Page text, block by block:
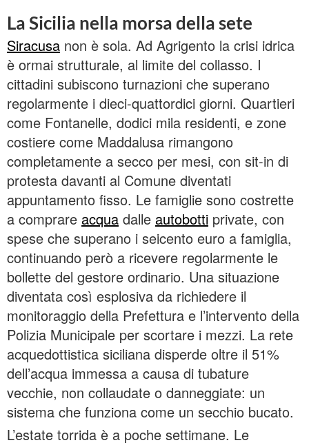
La Sicilia nella morsa della sete
Siracusa non è sola. Ad Agrigento la crisi idrica
è ormai strutturale, al limite del collasso. I
cittadini subiscono turnazioni che superano
regolarmente i dieci-quattordici giorni. Quartieri
come Fontanelle, dodici mila residenti, e zone
costiere come Maddalusa rimangono
completamente a secco per mesi, con sit-in di
protesta davanti al Comune diventati
appuntamento fisso. Le famiglie sono costrette
a comprare acqua dalle autobotti private, con
spese che superano i seicento euro a famiglia,
continuando però a ricevere regolarmente le
bollette del gestore ordinario. Una situazione
diventata così esplosiva da richiedere il
monitoraggio della Prefettura e l’intervento della
Polizia Municipale per scortare i mezzi. La rete
acquedottistica siciliana disperde oltre il 51%
dell’acqua immessa a causa di tubature
vecchie, non collaudate o danneggiate: un
sistema che funziona come un secchio bucato.
L’estate torrida è a poche settimane. Le